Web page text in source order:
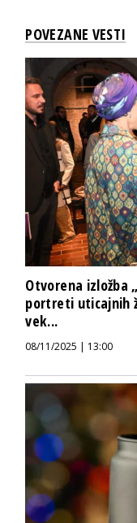
POVEZANE VESTI
Otvorena izložba
portreti uticajnih
vek...
08/11/2025 | 13:00